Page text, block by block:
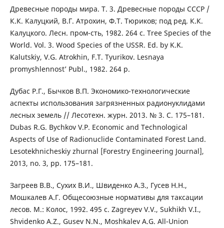
Древесные породы мира. Т. 3. Древесные породы СССР /
К.К. Калуцкий, В.Г. Атрохин, Ф.Т. Тюриков; под ред. К.К.
Калуцкого. Лесн. пром-сть, 1982. 264 с. Tree Species of the
World. Vol. 3. Wood Species of the USSR. Ed. by K.K.
Kalutskiy, V.G. Atrokhin, F.T. Tyurikov. Lesnaya
promyshlennost’ Publ., 1982. 264 p.
Дубас Р.Г., Бычков В.П. Экономико-технологические
аспекты использования загрязненных радионуклидами
лесных земель // Лесотехн. журн. 2013. № 3. С. 175–181.
Dubas R.G. Bychkov V.P. Economic and Technological
Aspects of Use of Radionuclide Contaminated Forest Land.
Lesotekhnicheskiy zhurnal [Forestry Engineering Journal],
2013, no. 3, pp. 175–181.
Загреев В.В., Сухих В.И., Швиденко А.З., Гусев Н.Н.,
Мошкалев А.Г. Общесоюзные нормативы для таксации
лесов. М.: Колос, 1992. 495 с. Zagreyev V.V., Sukhikh V.I.,
Shvidenko А.Z., Gusev N.N., Moshkalev А.G. All-Union